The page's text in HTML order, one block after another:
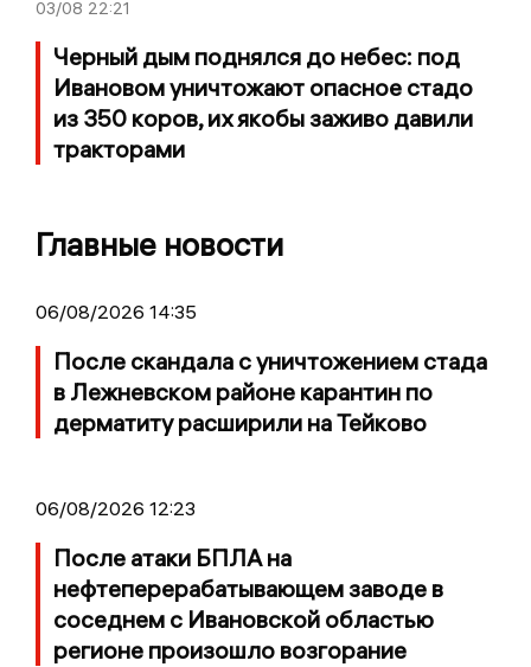
03/08 22:21
Черный дым поднялся до небес: под
Ивановом уничтожают опасное стадо
из 350 коров, их якобы заживо давили
тракторами
Главные новости
06/08/2026 14:35
После скандала с уничтожением стада
в Лежневском районе карантин по
дерматиту расширили на Тейково
06/08/2026 12:23
После атаки БПЛА на
нефтеперерабатывающем заводе в
соседнем с Ивановской областью
регионе произошло возгорание